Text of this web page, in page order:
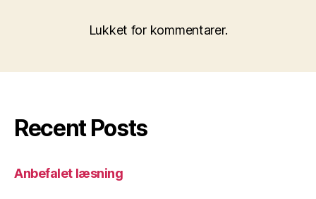
Lukket for kommentarer.
Recent Posts
Anbefalet læsning